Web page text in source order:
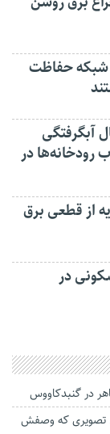
شبکه حفاظت
آبگرفتگی
رودخانه‌ها در
از قطعی برق
در
در گنبدکاووس
تصویری که وصفش